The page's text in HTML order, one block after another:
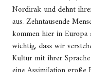
Nordirak und dehnt
aus. Zehntausende
kommen hier in Europa
wichtig, dass wir
Kultur mit ihrer